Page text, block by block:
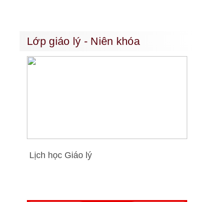
Lớp giáo lý - Niên khóa
Lịch học Giáo lý